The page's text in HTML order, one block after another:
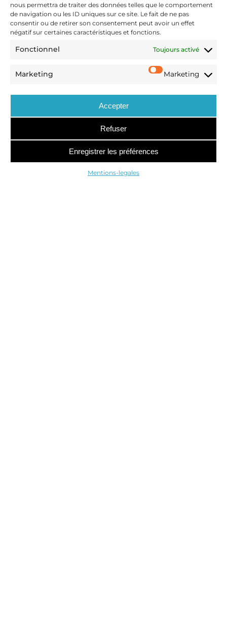
nous permettra de traiter des données telles que le comportement
de navigation ou les ID uniques sur ce site. Le fait de ne pas
consentir ou de retirer son consentement peut avoir un effet
négatif sur certaines caractéristiques et fonctions.
Fonctionnel Toujours activé
Marketing Marketing
Accepter
Refuser
Enregistrer les préférences
Mentions-legales
Disputes
Articles